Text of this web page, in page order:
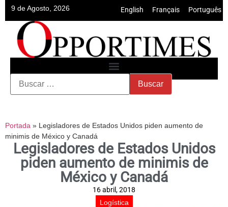
9 de Agosto, 2026 English Français Português
Portada » Legisladores de Estados Unidos piden aumento de
minimis de México y Canadá
Legisladores de Estados Unidos
piden aumento de minimis de
México y Canadá
16 abril, 2018
Logística